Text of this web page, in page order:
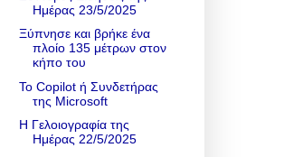
Ημέρας 23/5/2025
Ξύπνησε και βρήκε ένα
πλοίο 135 μέτρων στον
κήπο του
Το Copilot ή Συνδετήρας
της Microsoft
Η Γελοιογραφία της
Ημέρας 22/5/2025